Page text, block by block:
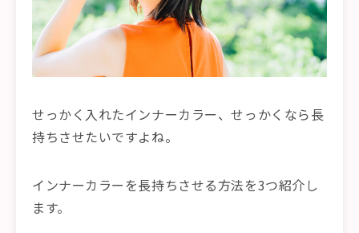
せっかく入れたインナーカラー、せっかくなら長
持ちさせたいですよね。
インナーカラーを長持ちさせる方法を3つ紹介し
ます。